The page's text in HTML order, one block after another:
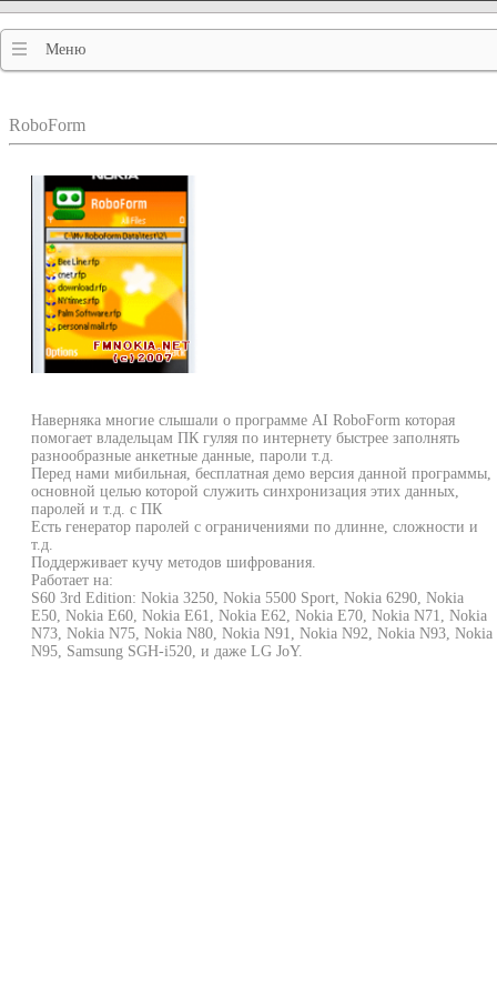
Меню
RoboForm
Наверняка многие слышали о программе AI RoboForm которая
помогает владельцам ПК гуляя по интернету быстрее заполнять
разнообразные анкетные данные, пароли т.д.
Перед нами мибильная, бесплатная демо версия данной программы,
основной целью которой служить синхронизация этих данных,
паролей и т.д. с ПК
Есть генератор паролей с ограничениями по длинне, сложности и
т.д.
Поддерживает кучу методов шифрования.
Работает на:
S60 3rd Edition: Nokia 3250, Nokia 5500 Sport, Nokia 6290, Nokia
E50, Nokia E60, Nokia E61, Nokia E62, Nokia E70, Nokia N71, Nokia
N73, Nokia N75, Nokia N80, Nokia N91, Nokia N92, Nokia N93, Nokia
N95, Samsung SGH-i520, и даже LG JoY.